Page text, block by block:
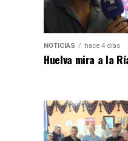
NOTICIAS hace 4 días
Huelva mira a la